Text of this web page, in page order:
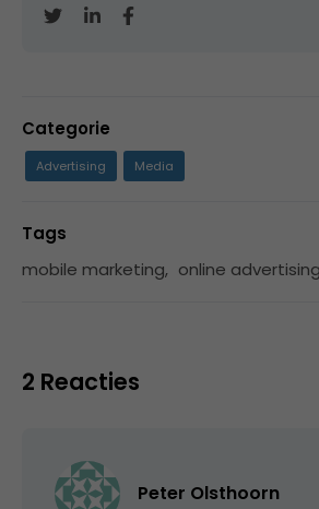
Categorie
Advertising Media
Tags
mobile marketing, online advertising
2 Reacties
Peter Olsthoorn